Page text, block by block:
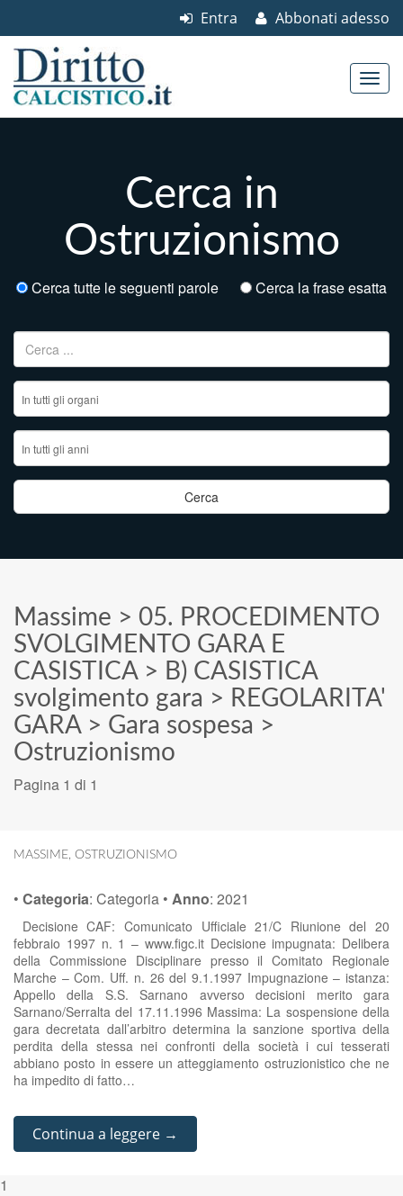
Abbonati adesso
Entra
Cerca in
Ostruzionismo
Cerca tutte le seguenti parole Cerca la frase esatta
Ricerca per:
Massime > 05. PROCEDIMENTO
SVOLGIMENTO GARA E
CASISTICA> B) CASISTICA
svolgimento gara > REGOLARITA'
GARA> Gara sospesa >
Ostruzionismo
Pagina 1 di 1
MASSIME, OSTRUZIONISMO
• Categoria: Categoria • Anno: 2021
Decisione CAF: Comunicato Ufficiale 21/C Riunione del 20
febbraio 1997 n. 1 – www.figc.it Decisione impugnata: Delibera
della Commissione Disciplinare presso il Comitato Regionale
Marche – Com. Uff. n. 26 del 9.1.1997 Impugnazione – istanza:
Appello della S.S. Sarnano avverso decisioni merito gara
Sarnano/Serralta del 17.11.1996 Massima: La sospensione della
gara decretata dall’arbitro determina la sanzione sportiva della
perdita della stessa nei confronti della società i cui tesserati
abbiano posto in essere un atteggiamento ostruzionistico che ne
ha impedito di fatto…
Continua a leggere →
1